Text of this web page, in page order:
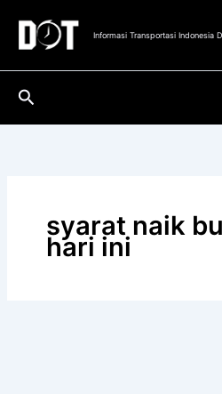
konten
Informasi Transportasi Indonesia
Cari
syarat naik
hari ini